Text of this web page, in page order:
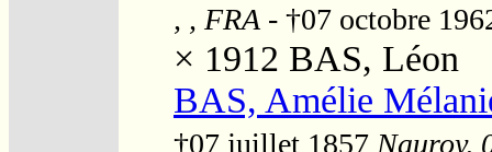
, , FRA - †07 octobre
× 1912 BAS, Léon
BAS, Amélie
†07 juillet 1857 Nauroy,